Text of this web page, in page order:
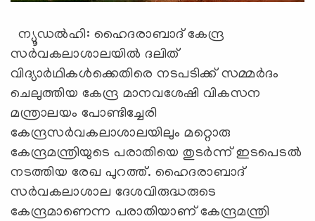
ന്യൂഡല്‍ഹി: ഹൈദരാബാദ് കേന്ദ്ര
സര്‍വകലാശാലയില്‍ ദലിത്
വിദ്യാര്‍ഥികള്‍ക്കെതിരെ നടപടിക്ക് സമ്മര്‍ദം
ചെലുത്തിയ കേന്ദ്ര മാനവശേഷി വികസന
മന്ത്രാലയം പോണ്ടിച്ചേരി
കേന്ദ്രസര്‍വകലാശാലയിലും മറ്റൊരു
കേന്ദ്രമന്ത്രിയുടെ പരാതിയെ തുടര്‍ന്ന് ഇടപെടല്‍
നടത്തിയ രേഖ പുറത്ത്. ഹൈദരാബാദ്
സര്‍വകലാശാല ദേശവിരുദ്ധരുടെ
കേന്ദ്രമാണെന്ന പരാതിയാണ് കേന്ദ്രമന്ത്രി